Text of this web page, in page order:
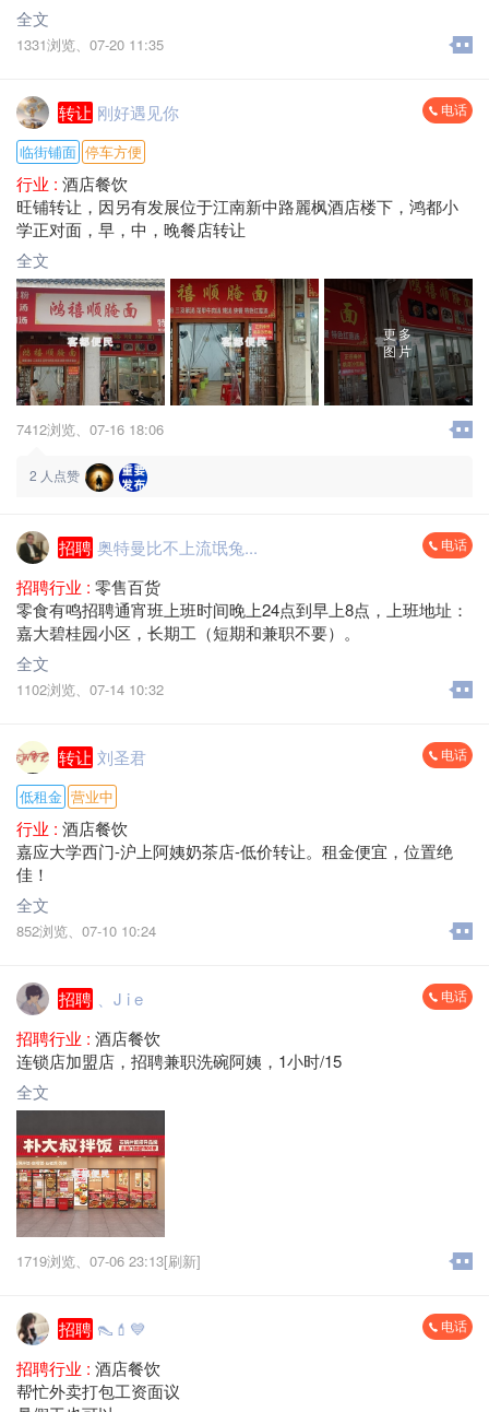
全文
1331浏览、 07-20 11:35
转让 刚好遇见你 电话
临街铺面 停车方便
行业 : 酒店餐饮
旺铺转让，因另有发展位于江南新中路麗枫酒店楼下，鸿都小
学正对面，早，中，晚餐店转让
全文
更多
图片
7412浏览、 07-16 18:06
2 人点赞
招聘 奥特曼比不上流氓兔... 电话
招聘行业 : 零售百货
零食有鸣招聘通宵班上班时间晚上24点到早上8点，上班地址：
嘉大碧桂园小区，长期工（短期和兼职不要）。
全文
1102浏览、 07-14 10:32
转让 刘圣君 电话
低租金 营业中
行业 : 酒店餐饮
嘉应大学西门-沪上阿姨奶茶店-低价转让。租金便宜，位置绝
佳！
全文
852浏览、 07-10 10:24
招聘 、J i e 电话
招聘行业 : 酒店餐饮
连锁店加盟店，招聘兼职洗碗阿姨，1小时/15
全文
1719浏览、 07-06 23:13[刷新]
招聘 👠💄💙 电话
招聘行业 : 酒店餐饮
帮忙外卖打包工资面议